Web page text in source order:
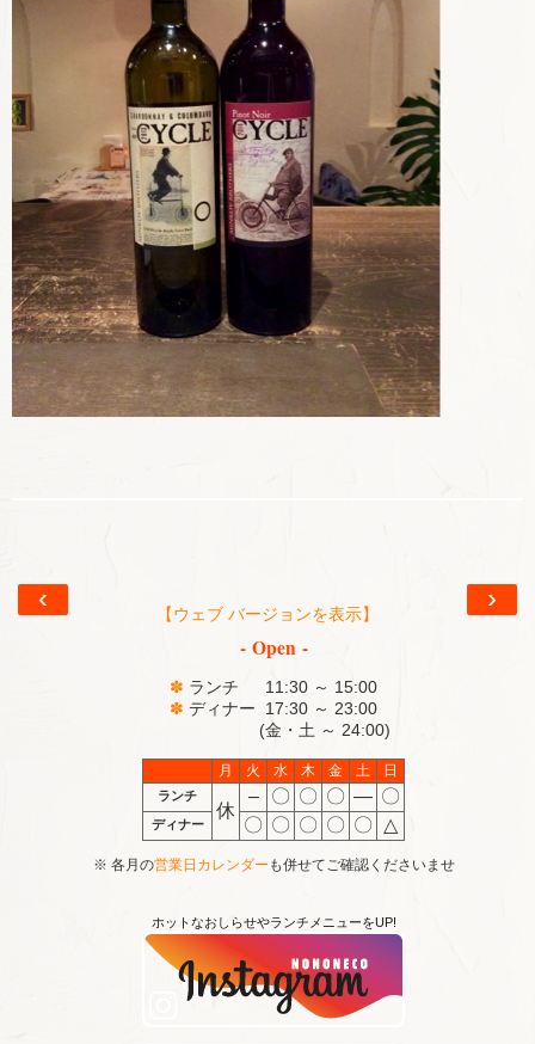
‹ ›
【ウェブ バージョンを表示】
- Open -
✽ ランチ 11:30 ～ 15:00
✽ ディナー 17:30 ～ 23:00
(金・土 ～ 24:00)
月 火 水 木 金 土 日
ランチ
休
– 〇 〇 〇 ― 〇
ディナー 〇 〇 〇 〇 〇 △
※ 各月の営業日カレンダー も併せてご確認くださいませ
ホットなおしらせやランチメニューをUP!